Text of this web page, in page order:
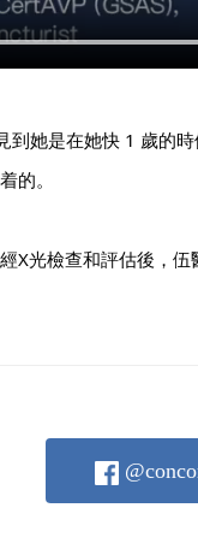
她是在她快 1 歲的
的。
X光檢查和評估後，